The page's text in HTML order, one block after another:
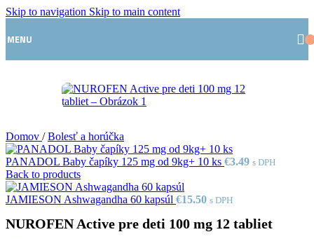
Skip to navigation Skip to main content
MENU
Domov / Bolesť a horúčka
PANADOL Baby čapíky 125 mg od 9kg+ 10 ks €3.49 s DPH
Back to products
JAMIESON Ashwagandha 60 kapsúl €15.50 s DPH
NUROFEN Active pre deti 100 mg 12 tabliet